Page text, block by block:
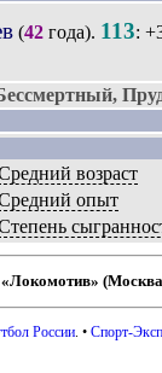
(42года). 113:
возраст
опыт
«Локомотив»
России . •Спорт-